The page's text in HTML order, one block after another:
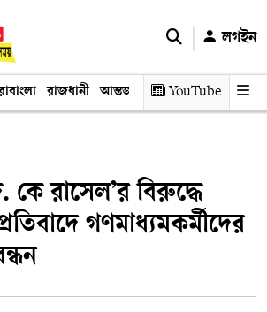
লগইন
রাজধানী আন্তর্জাতিক অর্থনীতি তথ্য
YouTube
কে রাসেল’র বিরুদ্ধে
গণমাধ্যমকর্মীদের